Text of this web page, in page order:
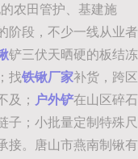
农田管护、基建施
阶段，不少一线从业者
铲三伏天晒硬的板结冻
找铁锹厂家补货，跨区
及； 户外铲在山区碎石
子；小批量定制特殊尺
接。唐山市燕南制锹有